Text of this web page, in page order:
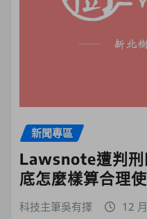
新聞專區
Lawsnote遭判刑
底怎麼樣算合理
科技主筆吳有擇 12